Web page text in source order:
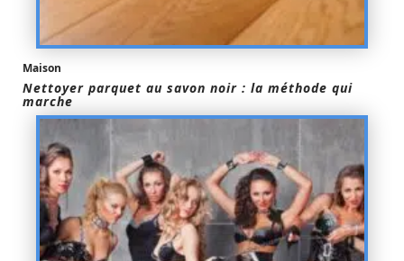
Maison
Nettoyer parquet au savon noir : la méthode qui
marche